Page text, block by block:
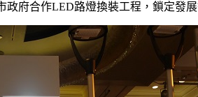
府合作LED路燈換裝工程，鎖定發展